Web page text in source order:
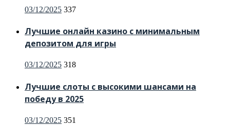
Posted
03/12/2025 337
Лучшие онлайн казино с минимальным
депозитом для игры
Posted
03/12/2025 318
Лучшие слоты с высокими шансами на
победу в 2025
Posted
03/12/2025 351